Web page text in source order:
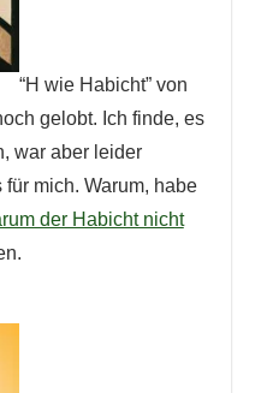
“H wie Habicht” von
gelobt. Ich finde, es
war aber leider
mich. Warum, habe
der Habicht nicht